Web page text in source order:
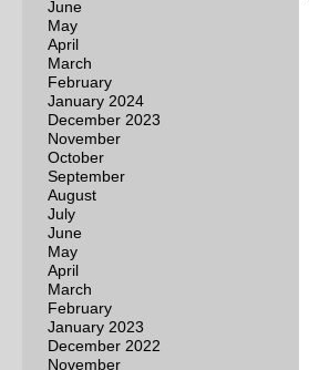
June
May
April
March
February
January 2024
December 2023
November
October
September
August
July
June
May
April
March
February
January 2023
December 2022
November